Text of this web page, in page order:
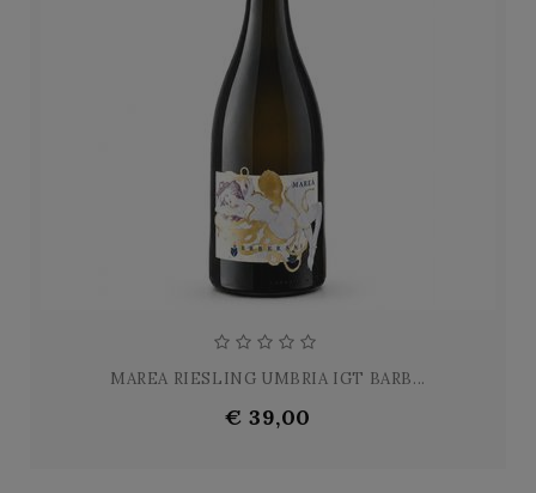
MAREA RIESLING UMBRIA IGT BARB...
€ 39,00